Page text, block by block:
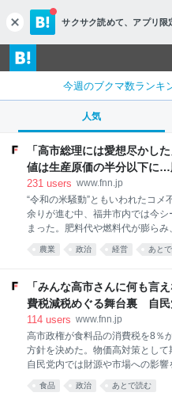
c
l
o
s
サクサク読めて、 アプリ限
今週のブクマ数ランキ
人気
「高市総理には愛想尽かし
値は生産原価の半分以下に
でやめる」農家も｜FNNプラ
231 users www.fnn.jp
“令和の米騒動”ともいわれたコメ
余りが進む中、福井市内では今
まった。肥料代や燃料代が膨ら
大幅に下回る見通しとなっている
める」という声も上がっている
種「ハナエチゼン」の収穫が始ま
井清志さんは、約50ヘクタール
メを育てている。 稲刈りをする農
次々と刈り取りタンクへと運ば
らい…出来はまずまず」だという
全く違っていることが… 今年も
「去年はね、コメの買い出し業者
農業 政治 経営 あと
「みんな高市さんに何も言
費税減税めぐる舞台裏 自民
【スポットライト】｜FNNプ
114 users www.fnn.jp
高市政権が食料品の消費税を8％
方針を決めた。物価高対策として
自民党内では財源や市場への影
根強く、一部業界からも反発の声
施した自民党議員への独自アンケ
食品 政治 あとで読む